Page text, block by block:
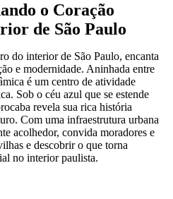
o Coração
de São Paulo
do interior de São Paulo, encanta
e modernidade. Aninhada entre
é um centro de atividade
Sob o céu azul que se estende
revela sua rica história
Com uma infraestrutura urbana
acolhedor, convida moradores e
e descobrir o que torna
no interior paulista.